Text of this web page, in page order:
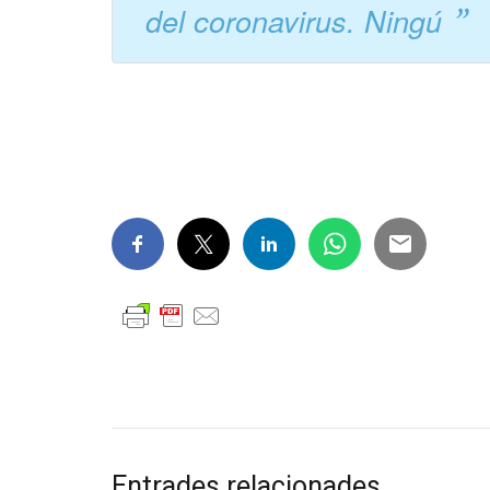
del coronavirus. Ningú